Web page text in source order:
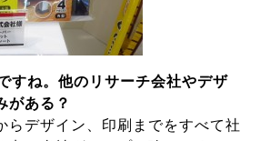
すね。他のリサーチ会社やデザ
がある？
らデザイン、印刷までをすべて社